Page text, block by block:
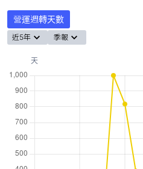
營運週轉天數
近5年 季報